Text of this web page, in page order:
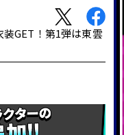
GET！第1弾は東雲